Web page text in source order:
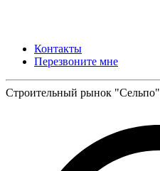
Контакты
Перезвоните мне
Строительный рынок "Сельпо"